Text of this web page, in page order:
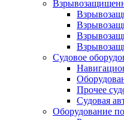
Судовое
Прочее
Судовая
Оборудование